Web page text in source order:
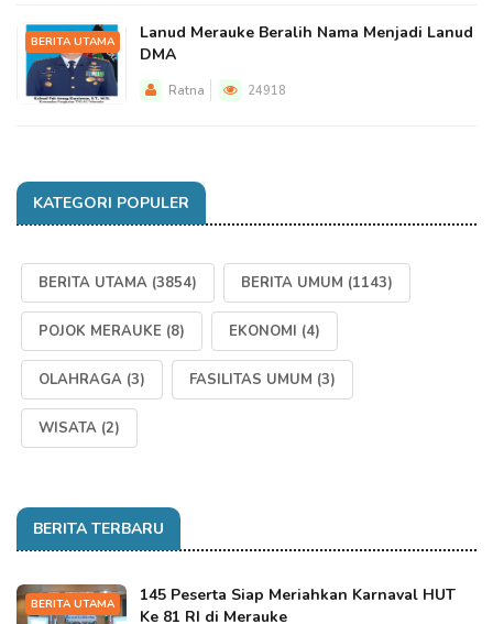
BERITA UTAMA
Lanud Merauke Beralih Nama Menjadi Lanud
DMA
Ratna 24918
KATEGORI POPULER
BERITA UTAMA (3854) BERITA UMUM (1143)
POJOK MERAUKE (8) EKONOMI (4)
OLAHRAGA (3) FASILITAS UMUM (3)
WISATA (2)
BERITA TERBARU
BERITA UTAMA
145 Peserta Siap Meriahkan Karnaval HUT
Ke 81 RI di Merauke